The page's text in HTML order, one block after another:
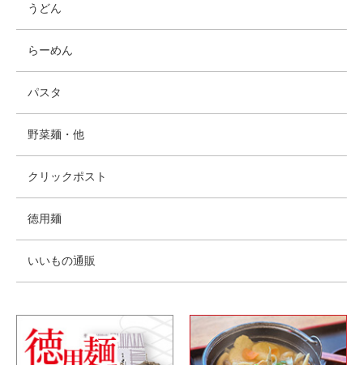
うどん
らーめん
パスタ
野菜麺・他
クリックポスト
徳用麺
いいもの通販